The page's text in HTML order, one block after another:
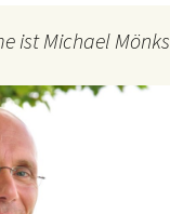
ist Michael Mönks